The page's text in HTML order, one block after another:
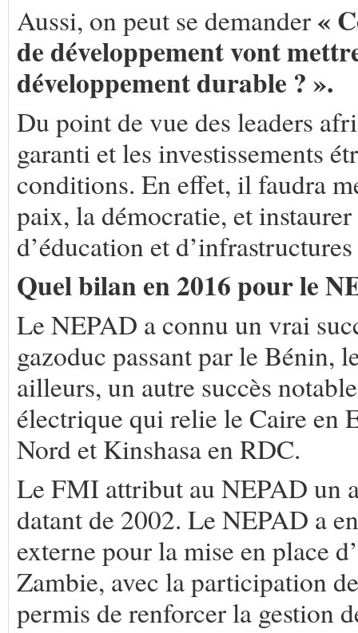
Aussi, on peut se demander «
de développement vont
développement durable ? ».
Du point de vue des leaders
garanti et les investissements
conditions. En effet, il faudra
paix, la démocratie, et
d’éducation et
Quel bilan en 2016 pour le
Le NEPAD a connu un vrai
gazoduc passant par le Bénin,
ailleurs, un autre succès
électrique qui relie le Caire en
Nord et Kinshasa en RDC.
Le FMI attribut au NEPAD un
datant de 2002. Le NEPAD a
externe pour la mise en place
Zambie, avec la participation
permis de renforcer la gestion